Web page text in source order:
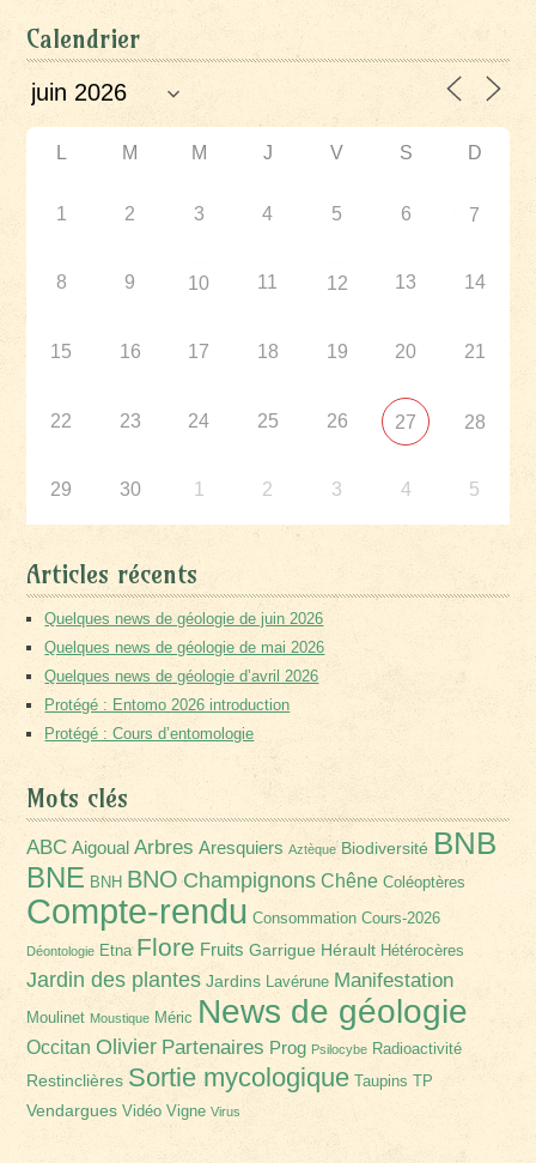
Calendrier
L M M J V S D
1 2 3 4 5 6 7
8 9 10 11 12 13 14
15 16 17 18 19 20 21
22 23 24 25 26 27 28
29 30 1 2 3 4 5
Articles récents
Quelques news de géologie de juin 2026
Quelques news de géologie de mai 2026
Quelques news de géologie d’avril 2026
Protégé : Entomo 2026 introduction
Protégé : Cours d’entomologie
Mots clés
ABC Aigoual Arbres Aresquiers Aztèque Biodiversité BNB
BNE BNH BNO Champignons Chêne Coléoptères
Compte-rendu Consommation Cours-2026
Déontologie Etna Flore Fruits Garrigue Hérault Hétérocères
Jardin des plantes Jardins Lavérune Manifestation
Moulinet Moustique Méric News de géologie
Occitan Olivier Partenaires Prog Psilocybe Radioactivité
Restinclières Sortie mycologique Taupins TP
Vendargues Vidéo Vigne Virus